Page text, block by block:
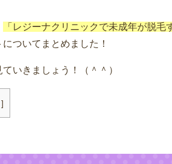
「レジーナクリニックで未成年が脱毛
についてまとめました！
いきましょう！（＾＾）
]